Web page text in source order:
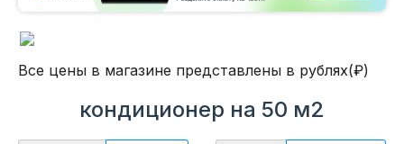
Все цены в магазине представлены в рублях(₽)
кондиционер на 50 м2